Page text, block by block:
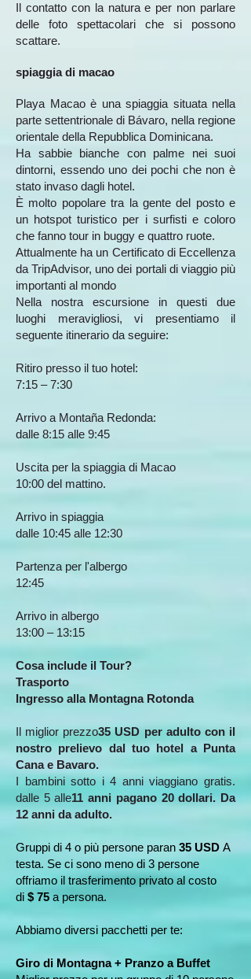
Il contatto con la natura e per non parlare
delle foto spettacolari che si possono
scattare.
spiaggia di macao
Playa Macao è una spiaggia situata nella
parte settentrionale di Bávaro, nella regione
orientale della Repubblica Dominicana.
Ha sabbie bianche con palme nei suoi
dintorni, essendo uno dei pochi che non è
stato invaso dagli hotel.
È molto popolare tra la gente del posto e
un hotspot turistico per i surfisti e coloro
che fanno tour in buggy e quattro ruote.
Attualmente ha un Certificato di Eccellenza
da TripAdvisor, uno dei portali di viaggio più
importanti al mondo
Nella nostra escursione in questi due
luoghi meravigliosi, vi presentiamo il
seguente itinerario da seguire:
Ritiro presso il tuo hotel:
7:15 – 7:30
​Arrivo a Montaña Redonda:
dalle 8:15 alle 9:45
Uscita per la spiaggia di Macao
10:00 del mattino.
Arrivo in spiaggia
dalle 10:45 alle 12:30
Partenza per l'albergo
12:45
Arrivo in albergo
13:00 – 13:15
Cosa include il Tour?
Trasporto
Ingresso alla Montagna Rotonda
​Il miglior prezzo35 USD per adulto con il
nostro prelievo dal tuo hotel a Punta
Cana e Bavaro.
I bambini sotto i 4 anni viaggiano gratis.
dalle 5 alle11 anni pagano 20 dollari. Da
12 anni da adulto.
Gruppi di 4 o più persone paran 35 USD A
testa. Se ci sono meno di 3 persone
offriamo il trasferimento privato al costo
di $ 75 a persona.
Abbiamo diversi pacchetti per te:
Giro di Montagna + Pranzo a Buffet